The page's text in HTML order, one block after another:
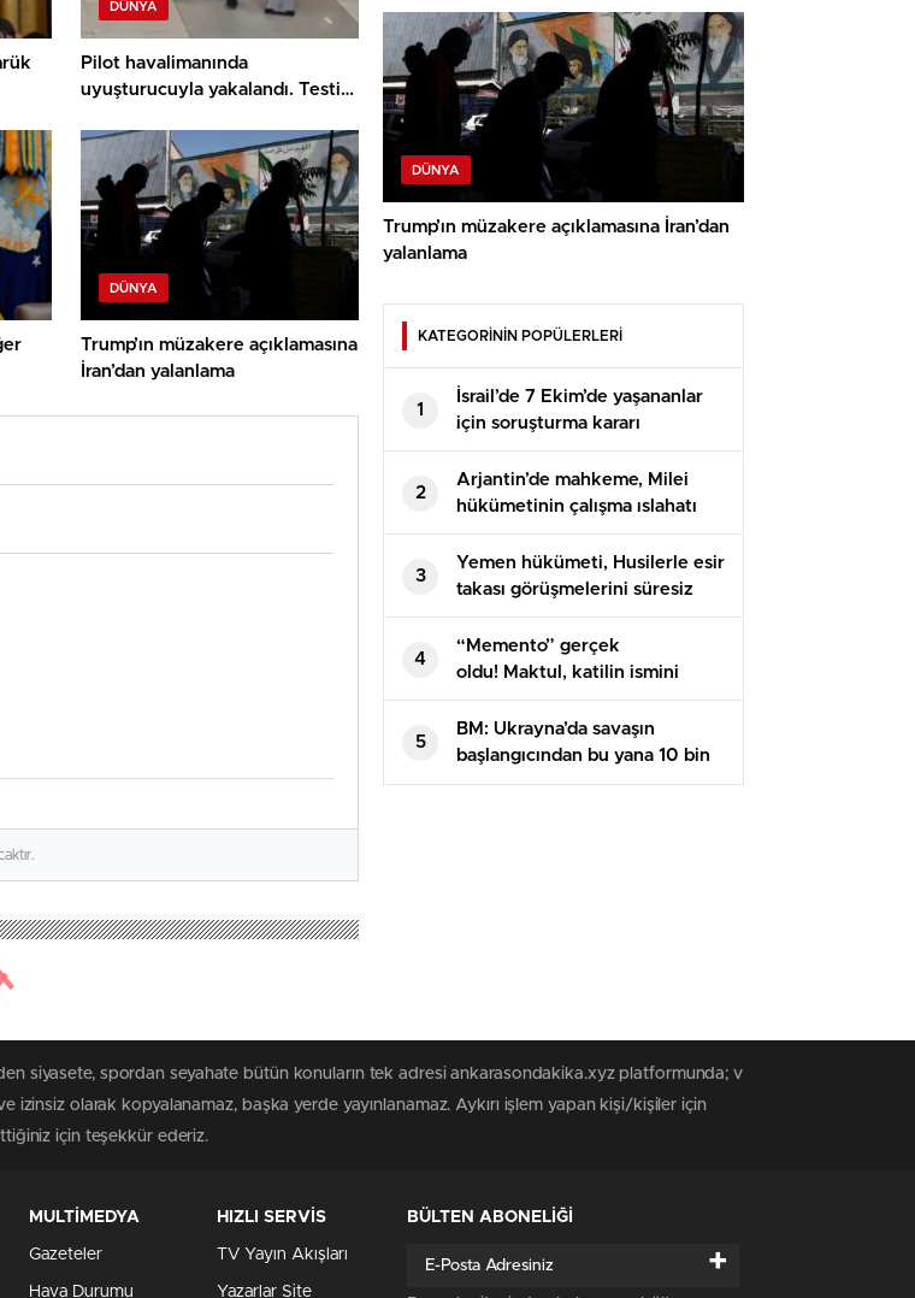
DÜNYA
Pilot havalimanında
uyuşturucuyla yakalandı. Testi
DÜNYA
Trump’ın müzakere açıklamasına
İran’dan yalanlama
DÜNYA
Trump’ın müzakere açıklamasına İran’dan
yalanlama
KATEGORİNİN POPÜLERLERİ
1
İsrail’de 7 Ekim’de yaşananlar
için soruşturma kararı
2
Arjantin’de mahkeme, Milei
hükümetinin çalışma ıslahatı
yasasını askıya aldı
3
Yemen hükümeti, Husilerle esir
takası görüşmelerini süresiz
erteledi
4
“Memento” gerçek
oldu! Maktul, katilin ismini
dövme yaptırmış
5
BM: Ukrayna’da savaşın
başlangıcından bu yana 10 bin
sivil öldürüldü
siyasete, spordan seyahate bütün konuların tek adresi ankarasondakika.xyz platformunda; v
izinsiz olarak kopyalanamaz, başka yerde yayınlanamaz. Aykırı işlem yapan kişi/kişiler için
için teşekkür ederiz.
MULTİMEDYA
Gazeteler
Hava Durumu
HIZLI SERVİS
TV Yayın Akışları
Yazarlar Site
BÜLTEN ABONELİĞİ
+